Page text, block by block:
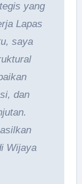
yang
Lapas
saya
dan
Wijaya